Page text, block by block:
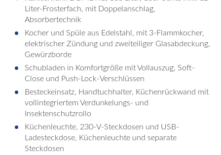
Liter-Frosterfach, mit Doppelanschlag,
Absorbertechnik
Kocher und Spüle aus Edelstahl, mit 3-Flammkocher,
elektrischer Zündung und zweiteiliger Glasabdeckung,
Gewürzborde
Schubladen in Komfortgröße mit Vollauszug, Soft-
Close und Push-Lock-Verschlüssen
Besteckeinsatz, Handtuchhalter, Küchenrückwand mit
vollintegriertem Verdunkelungs- und
Insektenschutzrollo
Küchenleuchte, 230-V-Steckdosen und USB-
Ladesteckdose, Küchenleuchte und separate
Steckdosen